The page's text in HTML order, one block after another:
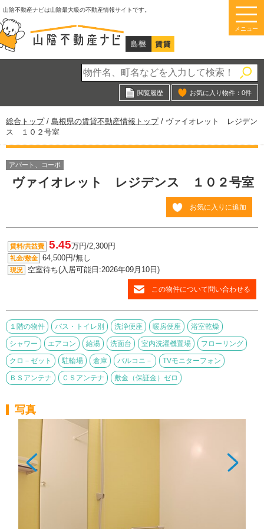
このページの本文へ
山陰不動産ナビは山陰最大級の不動産情報サイトです。
メニュー
閲覧履歴 お気に入り物件： 0件
現
在
の
置：
総合トップ/ 島根県の賃貸不動産情報トップ/ ヴァイオレット レジデン
ス １０２号室
アパート、コーポ
ヴァイオレット レジデンス １０２号室
お気に入りに追加
賃料/共益費 5.45万円/2,300円
礼金/敷金 64,500円/無し
現況 空室待ち(入居可能日:2026年09月10日)
この物件について問い合わせる
１階の物件 バス・トイレ別 洗浄便座 暖房便座 浴室乾燥
シャワー エアコン 給湯 洗面台 室内洗濯機置場 フローリング
クロ－ゼット 駐輪場 倉庫 バルコニ－ TVモニターフォン
ＢＳアンテナ ＣＳアンテナ 敷金（保証金）ゼロ
写真